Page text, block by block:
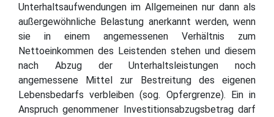
Unterhaltsaufwendungen im Allgemeinen nur dann als
außergewöhnliche Belastung anerkannt werden, wenn
sie in einem angemessenen Verhältnis zum
Nettoeinkommen des Leistenden stehen und diesem
nach Abzug der Unterhaltsleistungen noch
angemessene Mittel zur Bestreitung des eigenen
Lebensbedarfs verbleiben (sog. Opfergrenze). Ein in
Anspruch genommener Investitionsabzugsbetrag darf